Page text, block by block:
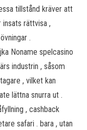
tillstånd kräver att
rättvisa ,
.
Noname spelcasino
industrin , såsom
, vilket kan
lättna snurra ut .
, cashback
safari . bara , utan